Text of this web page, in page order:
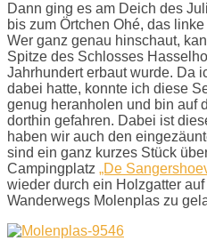
Dann ging es am Deich des
bis zum Örtchen Ohé, das
Wer ganz genau hinschaut,
Spitze des Schlosses
Jahrhundert erbaut wurde. Da
dabei hatte, konnte ich diese
genug heranholen und bin auf
dorthin gefahren. Dabei ist
haben wir auch den
sind ein ganz kurzes Stück
Campingplatz „De
wieder durch ein Holzgatter
Wanderwegs Molenplas zu